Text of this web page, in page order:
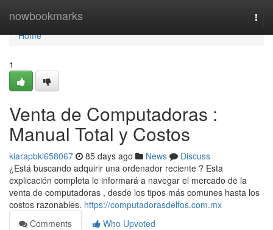
nowbookmarks
Home
Home
1
Venta de Computadoras :
Manual Total y Costos
kiarapbkl658067 85 days ago News
Discuss
¿Está buscando adquirir una ordenador reciente ? Esta
explicación completa le informará a navegar el mercado de la
venta de computadoras , desde los tipos más comunes hasta los
costos razonables. https://computadorasdelfos.com.mx
Comments
Who Upvoted